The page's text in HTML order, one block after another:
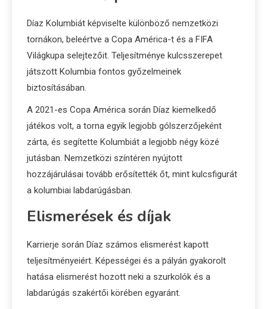
Díaz Kolumbiát képviselte különböző nemzetközi
tornákon, beleértve a Copa América-t és a FIFA
Világkupa selejtezőit. Teljesítménye kulcsszerepet
játszott Kolumbia fontos győzelmeinek
biztosításában.
A 2021-es Copa América során Díaz kiemelkedő
játékos volt, a torna egyik legjobb gólszerzőjeként
zárta, és segítette Kolumbiát a legjobb négy közé
jutásban. Nemzetközi színtéren nyújtott
hozzájárulásai tovább erősítették őt, mint kulcsfigurát
a kolumbiai labdarúgásban.
Elismerések és díjak
Karrierje során Díaz számos elismerést kapott
teljesítményeiért. Képességei és a pályán gyakorolt
hatása elismerést hozott neki a szurkolók és a
labdarúgás szakértői körében egyaránt.